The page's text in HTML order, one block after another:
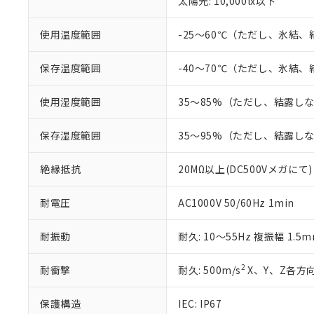
使用温度範囲 -25～60℃（ただし、氷結、
保存温度範囲 -40～70℃（ただし、氷結、
使用湿度範囲 35～85%（ただし、結露しな
保存湿度範囲 35～95%（ただし、結露しな
絶縁抵抗 20MΩ以上(DC500Vメガにて)
耐電圧 AC1000V 50/60Hz 1min
耐振動 耐久: 10～55Hz 複振幅
耐衝撃 耐久: 500m/s2X、Y、Z各方
保護構造
IEC: IP67
本サービス
くものです。
当社制御機
のであり、
い。
正式な納期
当社販売員
オムロン制御
マイパーツ
ている必要
お客様が当
が、当社の
さい。
※当社の共同
いる法人を指
六価クロム(Cr(Ⅵ))
但し、RoHS指令で産業
※2 対応予定月
※3 非含有証明
下記の非含有証明
EU RoHS指令（10
「×」：最大均質
*中国RoHS10物質の基
Pb(鉛) :1000ppm、 Hg(
Cr(Ⅵ)(六価クロム) :
DBP(フタル酸ジブチル
DEHP(フタル酸ビス(2-
※2 環境保護使
「ｅ」：有害物質
「－」：未確認で
当社は、こ
う）を輸出
ます。
当社は貴社
置等に一切使
当社は、貴
また当社は
記
号
説明
○ 一定数
△ 一定数
－
在庫な
機器販売
空
受注生